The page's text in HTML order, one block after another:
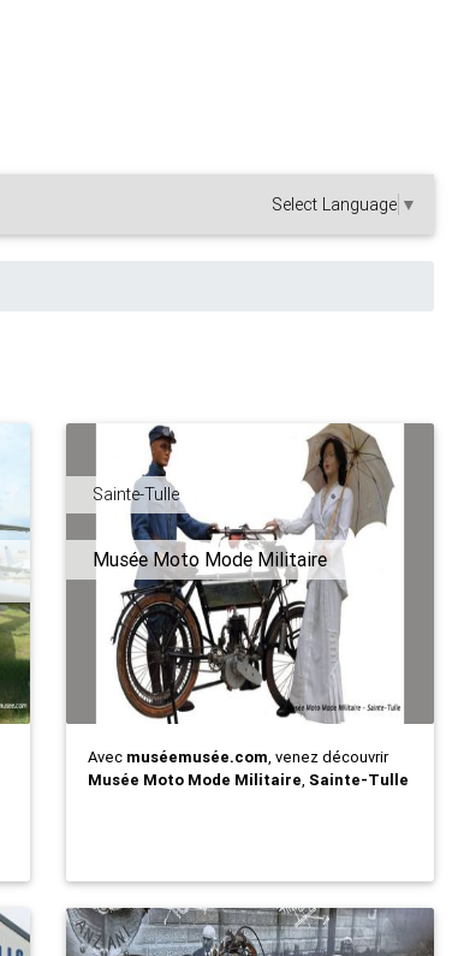
Select Language ▼
Sainte-Tulle
Musée Moto Mode Militaire
Avec muséemusée.com, venez découvrir
Musée Moto Mode Militaire, Sainte-Tulle